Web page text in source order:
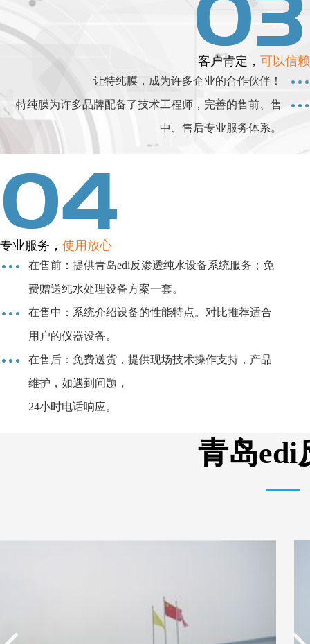
客户肯定， 可以信赖
让特纯膜，成为许多企业的合作伙伴！
特纯膜为许多品牌配备了技术工程师，完善的售前、售
中、售后专业服务体系。
专业服务， 使用放心
在售前：提供青岛edi反渗透纯水设备系统服务；免
费赠送纯水处理设备方案一套。
在售中：系统介绍设备的性能特点。对比推荐适合
用户的仪器设备。
在售后：免费送货，提供现场技术操作支持，产品
维护，如遇到问题，
24小时电话响应。
青岛edi